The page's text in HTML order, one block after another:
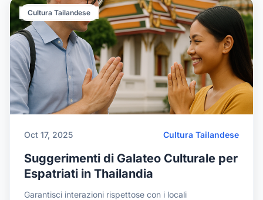
Cultura Tailandese
Oct 17, 2025 Cultura Tailandese
Suggerimenti di Galateo Culturale per
Espatriati in Thailandia
Garantisci interazioni rispettose con i locali